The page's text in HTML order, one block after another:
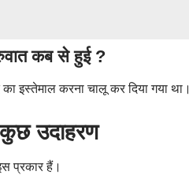
कब से हुई ?
इस्तेमाल करना चालू कर दिया गया था।
उदाहरण
प्रकार हैं।